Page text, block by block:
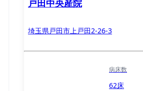
戸田中央産院
埼玉県戸田市上戸田2-26-3
病床数
62床